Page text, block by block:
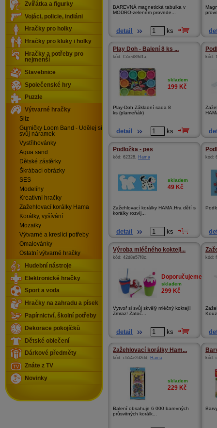
BAREVNÁ magnetická tabulka v
MODRO-zeleném provede...
detail ks
Play Doh - Balení 8 ks ...
kód: f55ed89d1a,
skladem
199 Kč
Play-Doh Základní sada 8
ks (plameňák)
detail ks
kód:
Podložka - pes
kód: 62328, Hama
skladem
49 Kč
Zažehlovací korálky HAMA.Hra dětí s
korálky rozvíj...
detail ks
kód:
Výroba mléčného koktejl...
kód: 42d8e57f8c ,
Doporučujeme
skladem
299 Kč
Vytvoř si svůj skvělý mléčný koktejl!
Zmraz! Zatoč...
detail ks
kód:
Zažehlovací korálky Ham...
kód: cb54e2d2dd , Hama
skladem
229 Kč
Balení obsahuje 6 000 barevných
průsvitných korálk...
kód:
Zvířátka a figurky
Vojáci, policie, indiáni
Hračky pro holky
Hračky pro kluky i holky
Hračky a potřeby pro
nejmenší
Stavebnice
Společenské hry
Puzzle
Výtvarné hračky
Sliz
Gumičky Loom Band - Udělej si
svůj náramek
Vystřihovánky
Aqua sand
Dětské zástěrky
Škrábací obrázky
SES
Modelíny
Kreativní hračky
Zažehlovací korálky Hama
Korálky, vyšívání
Mozaiky
Výtvarné a kreslící potřeby
Omalovánky
Ostatní výtvarné hračky
Hudební nástroje
Elektronické hračky
Sport a voda
Hračky na zahradu a písek
Papírnictví, školní potřeby
Dekorace pokojíčků
Dětské oblečení
Dárkové předměty
Znáte z TV
Novinky